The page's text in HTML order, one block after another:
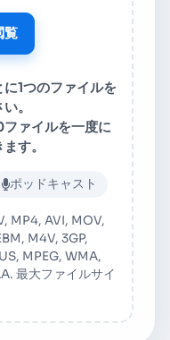
覧
1つのファイルを
。
ァイルを一度に
す。
または動画ファイルをア
ポッドキャスト
MP4, AVI, MOV,
M4V, 3GP,
MPEG, WMA,
最大ファイルサイ